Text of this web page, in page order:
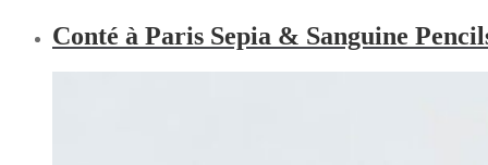
Conté à Paris Sepia & Sanguine